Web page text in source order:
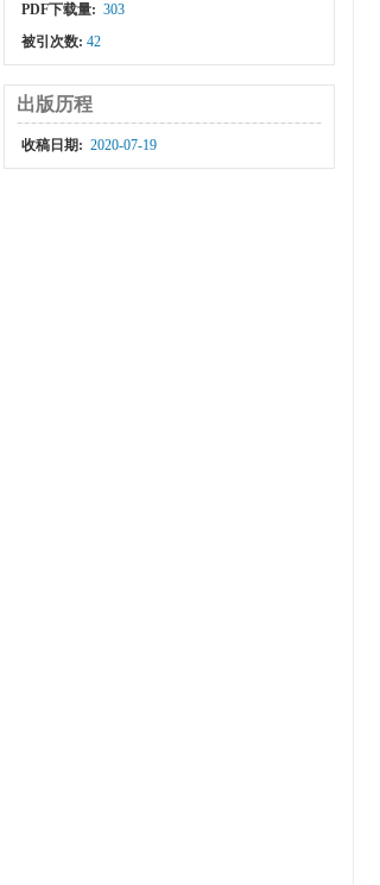
PDF下载量: 303
被引次数:42
出版历程
收稿日期: 2020-07-19